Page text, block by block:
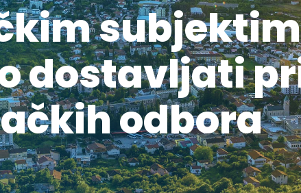
dostavljati
odbora